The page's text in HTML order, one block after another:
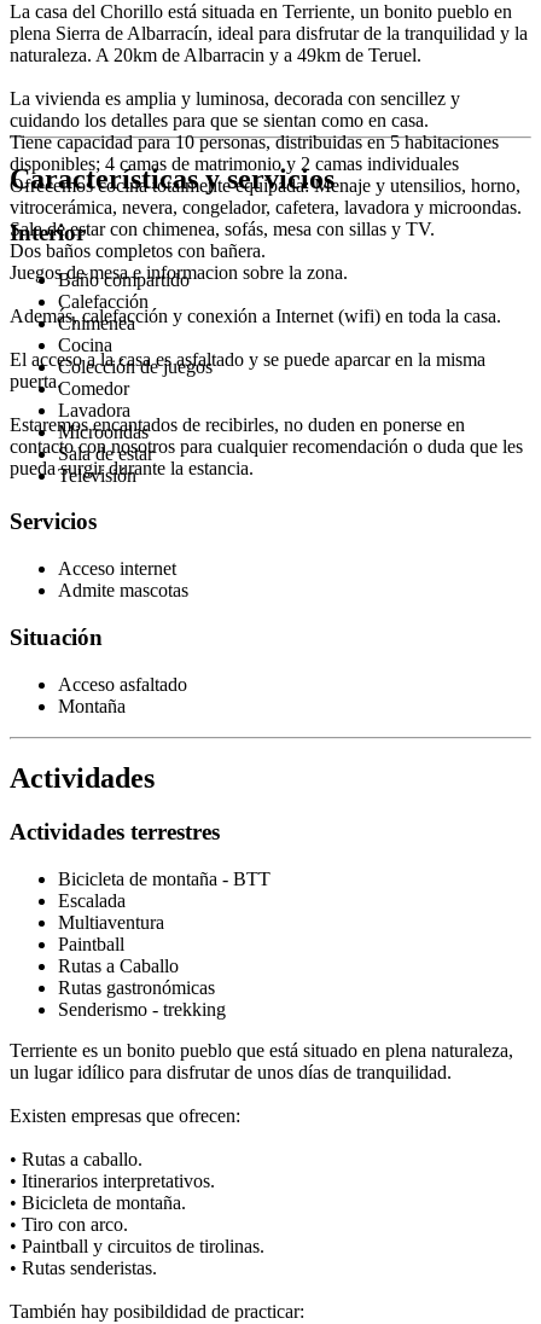
La casa del Chorillo está situada en Terriente, un bonito pueblo en
plena Sierra de Albarracín, ideal para disfrutar de la tranquilidad y la
naturaleza. A 20km de Albarracin y a 49km de Teruel.
La vivienda es amplia y luminosa, decorada con sencillez y
cuidando los detalles para que se sientan como en casa.
Tiene capacidad para 10 personas, distribuidas en 5 habitaciones
disponibles; 4 camas de matrimonio y 2 camas individuales
Ofrecemos cocina totalmente equipada: Menaje y utensilios, horno,
vitrocerámica, nevera, congelador, cafetera, lavadora y microondas.
Sala de estar con chimenea, sofás, mesa con sillas y TV.
Dos baños completos con bañera.
Juegos de mesa e informacion sobre la zona.
Además, calefacción y conexión a Internet (wifi) en toda la casa.
El acceso a la casa es asfaltado y se puede aparcar en la misma
puerta.
Estaremos encantados de recibirles, no duden en ponerse en
contacto con nosotros para cualquier recomendación o duda que les
pueda surgir durante la estancia.
Características y servicios
Interior
Baño compartido
Calefacción
Chimenea
Cocina
Colección de juegos
Comedor
Lavadora
Microondas
Sala de estar
Televisión
Servicios
Acceso internet
Admite mascotas
Situación
Acceso asfaltado
Montaña
Actividades
Actividades terrestres
Bicicleta de montaña - BTT
Escalada
Multiaventura
Paintball
Rutas a Caballo
Rutas gastronómicas
Senderismo - trekking
Terriente es un bonito pueblo que está situado en plena naturaleza,
un lugar idílico para disfrutar de unos días de tranquilidad.
Existen empresas que ofrecen:
• Rutas a caballo.
• Itinerarios interpretativos.
• Bicicleta de montaña.
• Tiro con arco.
• Paintball y circuitos de tirolinas.
• Rutas senderistas.
También hay posibildidad de practicar: